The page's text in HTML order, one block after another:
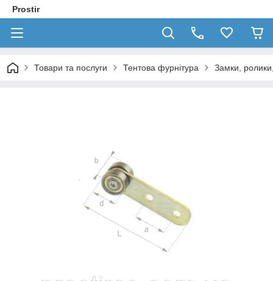
Prostir
Товари та послуги Тентова фурнітура Замки,